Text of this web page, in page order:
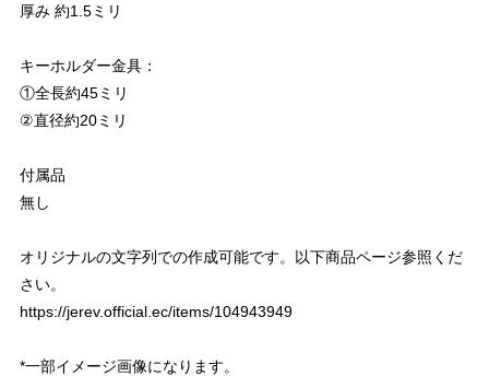
厚み 約1.5ミリ
キーホルダー金具：
①全長約45ミリ
②直径約20ミリ
付属品
無し
オリジナルの文字列での作成可能です。以下商品ページ参照くだ
さい。
https://jerev.official.ec/items/104943949
*一部イメージ画像になります。